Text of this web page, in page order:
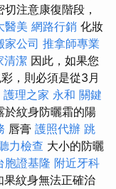
注意康復階段，
醫美 網路行銷 化妝
家公司 推拿師專業
清潔 因此，如果您
，則必須是從3月
護理之家 永和 關鍵
於紋身防曬霜的陽
唇膏 護照代辦 跳
力檢查 大小的防曬
胞證基隆 附近牙科
果紋身無法正確治